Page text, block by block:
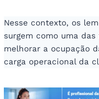
Nesse contexto, os
surgem como uma
melhorar a ocupação
carga operacional da